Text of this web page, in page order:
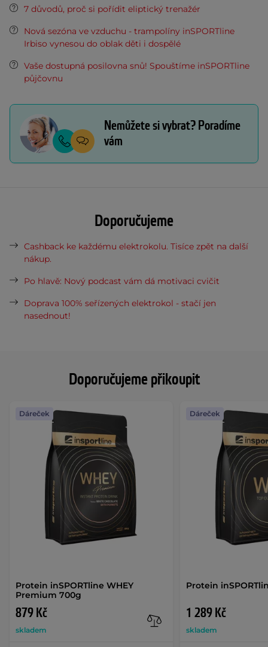
Doporučujeme přikoupit
Protein inSPORTline WHEY
Premium 700g
879 Kč
skladem
Dáreček
Protein
1 289 Kč
skladem
Dáreček
7 důvodů, proč si pořídit eliptický trenažér
Nová sezóna ve vzduchu - trampolíny inSPORTline
Irbiso vynesou do oblak děti i dospělé
Vaše dostupná posilovna snů! Spouštíme inSPORTline
půjčovnu
Nemůžete si vybrat? Poradíme
vám
Doporučujeme
Cashback ke každému elektrokolu. Tisíce zpět na další
nákup.
Po hlavě: Nový podcast vám dá motivaci cvičit
Doprava 100% seřízených elektrokol - stačí jen
nasednout!